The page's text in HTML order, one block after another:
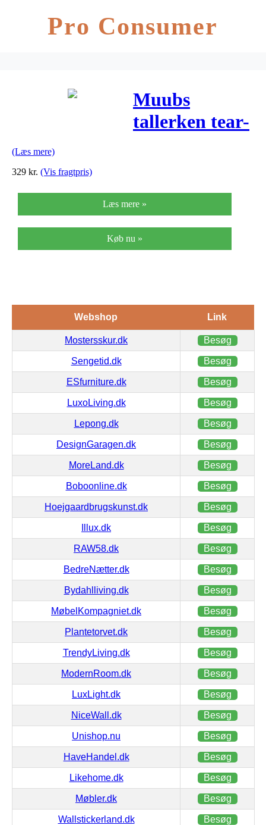
Pro Consumer
Muubs
tallerken tear-
(Læs mere)
329 kr. (Vis fragtpris)
Læs mere »
Køb nu »
Webshop Link
Mostersskur.dk Besøg
Sengetid.dk Besøg
ESfurniture.dk Besøg
LuxoLiving.dk Besøg
Lepong.dk Besøg
DesignGaragen.dk Besøg
MoreLand.dk Besøg
Boboonline.dk Besøg
Hoejgaardbrugskunst.dk Besøg
Illux.dk Besøg
RAW58.dk Besøg
BedreNætter.dk Besøg
Bydahlliving.dk Besøg
MøbelKompagniet.dk Besøg
Plantetorvet.dk Besøg
TrendyLiving.dk Besøg
ModernRoom.dk Besøg
LuxLight.dk Besøg
NiceWall.dk Besøg
Unishop.nu Besøg
HaveHandel.dk Besøg
Likehome.dk Besøg
Møbler.dk Besøg
Wallstickerland.dk Besøg